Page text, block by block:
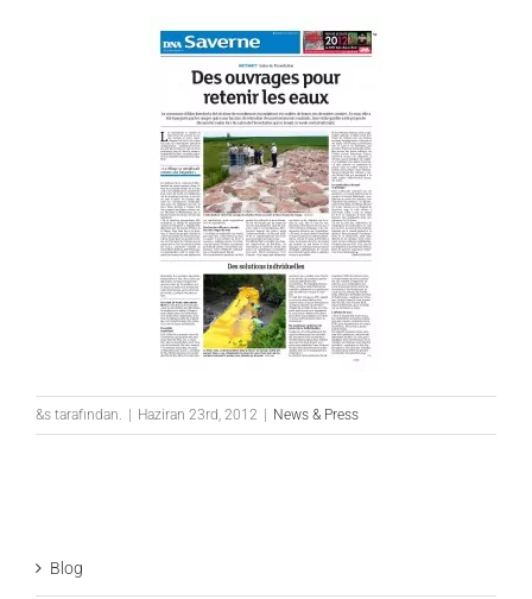
&s tarafından. Haziran 23rd, 2012 News & Press
Blog